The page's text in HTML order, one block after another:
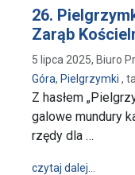
26.
Zarąb
5 lipca 2025, Biuro
Góra, Pielgrzymki ,
Z hasłem
galowe mundury
rzędy dla …
czytaj dalej…